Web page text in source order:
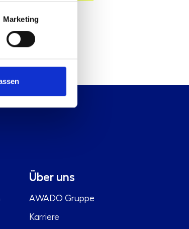
Marketing
Über uns
AWADO Gruppe
Karriere